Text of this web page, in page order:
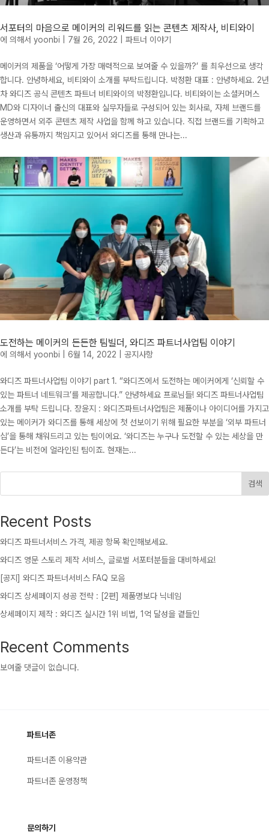
서포터의 마음으로 메이커의 리워드를 읽는 콘텐츠 제작사, 비티와이
에 의해서 yoonbi 7월 26, 2022 파트너 이야기
메이커의 제품을 ‘어떻게 가장 매력적으로 보여줄 수 있을까?’ 를 최우선으로 생각
합니다. 안녕하세요, 비티와이 소개를 부탁드립니다. 박정환 대표 : 안녕하세요. 2년
차 와디즈 공식 콘텐츠 파트너 비티와이의 박정환입니다. 비티와이는 소셜커머스
MD와 디자이너 출신의 대표와 실무자들로 구성되어 있는 회사로, 자체 브랜드를
운영하면서 외주 콘텐츠 제작 사업을 함께 하고 있습니다. 직접 브랜드를 기획하고
생산과 유통까지 책임지고 있어서 와디즈를 통해 만나는...
도전하는 메이커의 든든한 팀빌더, 와디즈 파트너사업팀 이야기
에 의해서 yoonbi 6월 14, 2022 공지사항
와디즈 파트너사업팀 이야기 part 1. “와디즈에서 도전하는 메이커에게 ‘신뢰할 수
있는 파트너 네트워크’를 제공합니다.” 안녕하세요 프로님들! 와디즈 파트너사업팀
소개를 부탁 드립니다. 장윤지 : 와디즈파트너사업팀은 제품이나 아이디어를 가지고
있는 메이커가 와디즈를 통해 세상에 첫 선보이기 위해 필요한 부분을 ‘외부 파트너
십’을 통해 채워드리고 있는 팀이에요. ‘와디즈는 누구나 도전할 수 있는 세상을 만
든다’는 비전에 얼라인된 팀이죠. 현재는...
검색
Recent Posts
와디즈 파트너서비스 가격, 제공 항목 확인해보세요.
와디즈 영문 스토리 제작 서비스, 글로벌 서포터분들을 대비하세요!
[공지] 와디즈 파트너서비스 FAQ 모음
와디즈 상세페이지 성공 전략 : [2편] 제품명보다 닉네임
상세페이지 제작 : 와디즈 실시간 1위 비법, 1억 달성을 곁들인
Recent Comments
보여줄 댓글이 없습니다.
파트너존
파트너존 이용약관
파트너존 운영정책
문의하기